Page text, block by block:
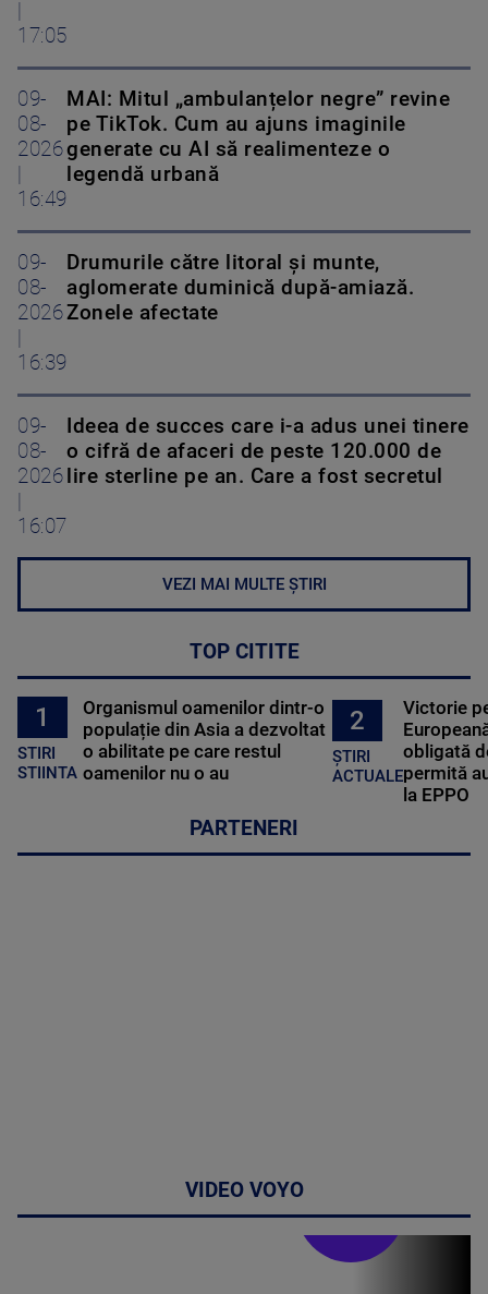
17:05
09-
08-
2026
16:49
MAI: Mitul „ambulanțelor negre” revine
pe TikTok. Cum au ajuns imaginile
generate cu AI să realimenteze o
legendă urbană
09-
08-
2026
16:39
Drumurile către litoral și munte,
aglomerate duminică după-amiază.
Zonele afectate
09-
08-
2026
16:07
Ideea de succes care i-a adus unei tinere
o cifră de afaceri de peste 120.000 de
lire sterline pe an. Care a fost secretul
VEZI MAI MULTE ȘTIRI
TOP CITITE
1
STIRI
STIINTA
Organismul oamenilor dintr-o
populație din Asia a dezvoltat
o abilitate pe care restul
oamenilor nu o au
2
ȘTIRI
ACTUALE
Victorie
obligată
permită
la EPPO
PARTENERI
VIDEO VOYO